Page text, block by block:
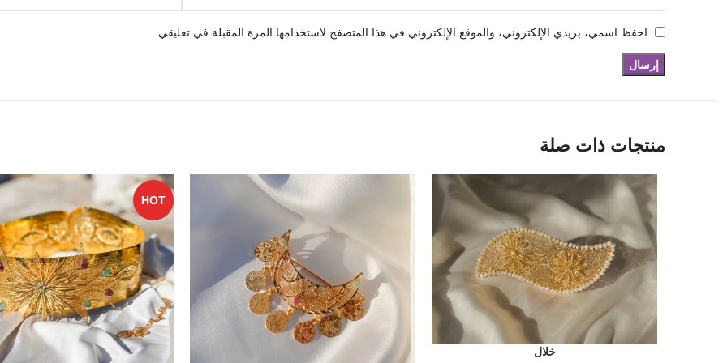
احفظ اسمي، بريدي الإلكتروني، والموقع الإلكتروني في هذا المتصفح لاستخدامها المرة المقبلة في تعليقي.
منتجات ذات صلة
خلال
HOT